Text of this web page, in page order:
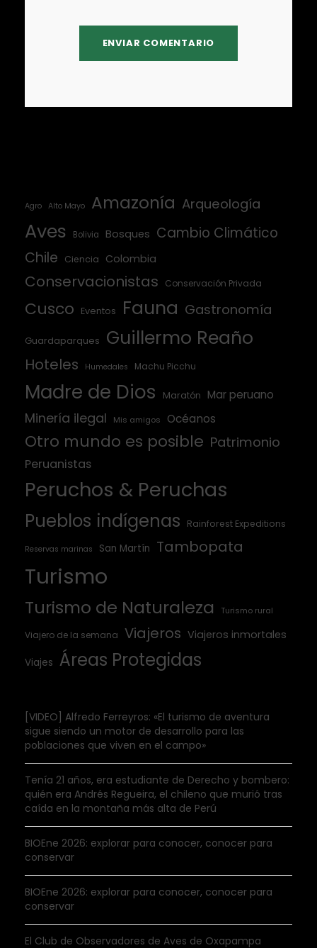
Agro Alto Mayo Amazonía Arqueología
Aves Bolivia Bosques Cambio Climático
Chile
Ciencia Colombia
Conservacionistas Conservación Privada
Cusco Eventos Fauna Gastronomía
Guardaparques Guillermo Reaño
Hoteles Humedales Machu Picchu
Madre de Dios Maratón Mar peruano
Minería ilegal Mis amigos Océanos
Otro mundo es posible Patrimonio
Peruanistas
Peruchos & Peruchas
Pueblos indígenas Rainforest Expeditions
Reservas marinas San Martín Tambopata
Turismo
Turismo de Naturaleza Turismo rural
Viajero de la semana Viajeros Viajeros inmortales
Viajes Áreas Protegidas
[VIDEO] Alfredo Ferreyros: «El turismo de aventura
sigue siendo un motor de desarrollo para las
poblaciones que viven en el campo»
Tenía 21 años, era estudiante de Derecho y bombero:
quién era Andrés Regueira, el chileno que murió tras
caída en la montaña más alta de Perú
BIOEne 2026: explorar para conocer, conocer para
conservar
BIOEne 2026: explorar para conocer, conocer para
conservar
El Club de Observadores de Aves de Oxapampa